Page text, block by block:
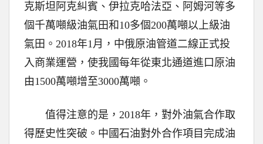
克斯坦阿克糾賓、伊拉克哈法亞、阿姆河等多
個千萬噸級油氣田和10多個200萬噸以上級油
氣田。2018年1月，中俄原油管道二線正式投
入商業運營，使我國每年從東北通道進口原油
由1500萬噸增至3000萬噸。
值得注意的是，2018年，對外油氣合作取
得歷史性突破。中國石油對外合作項目完成油